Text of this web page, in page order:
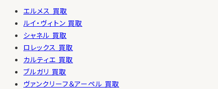
エルメス 買取
ルイ・ヴィトン 買取
シャネル 買取
ロレックス 買取
カルティエ 買取
ブルガリ 買取
ヴァンクリーフ＆アーペル 買取